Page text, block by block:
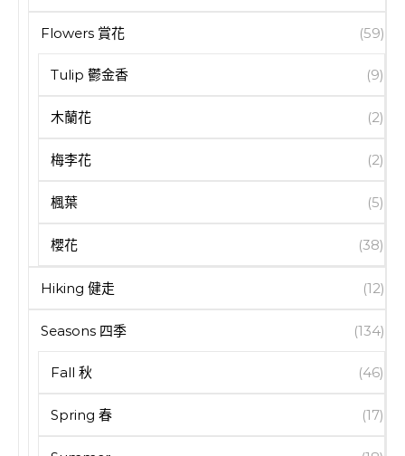
Flowers 賞花 (59)
Tulip 鬱金香 (9)
木蘭花 (2)
梅李花 (2)
楓葉 (5)
櫻花 (38)
Hiking 健走 (12)
Seasons 四季 (134)
Fall 秋 (46)
Spring 春 (17)